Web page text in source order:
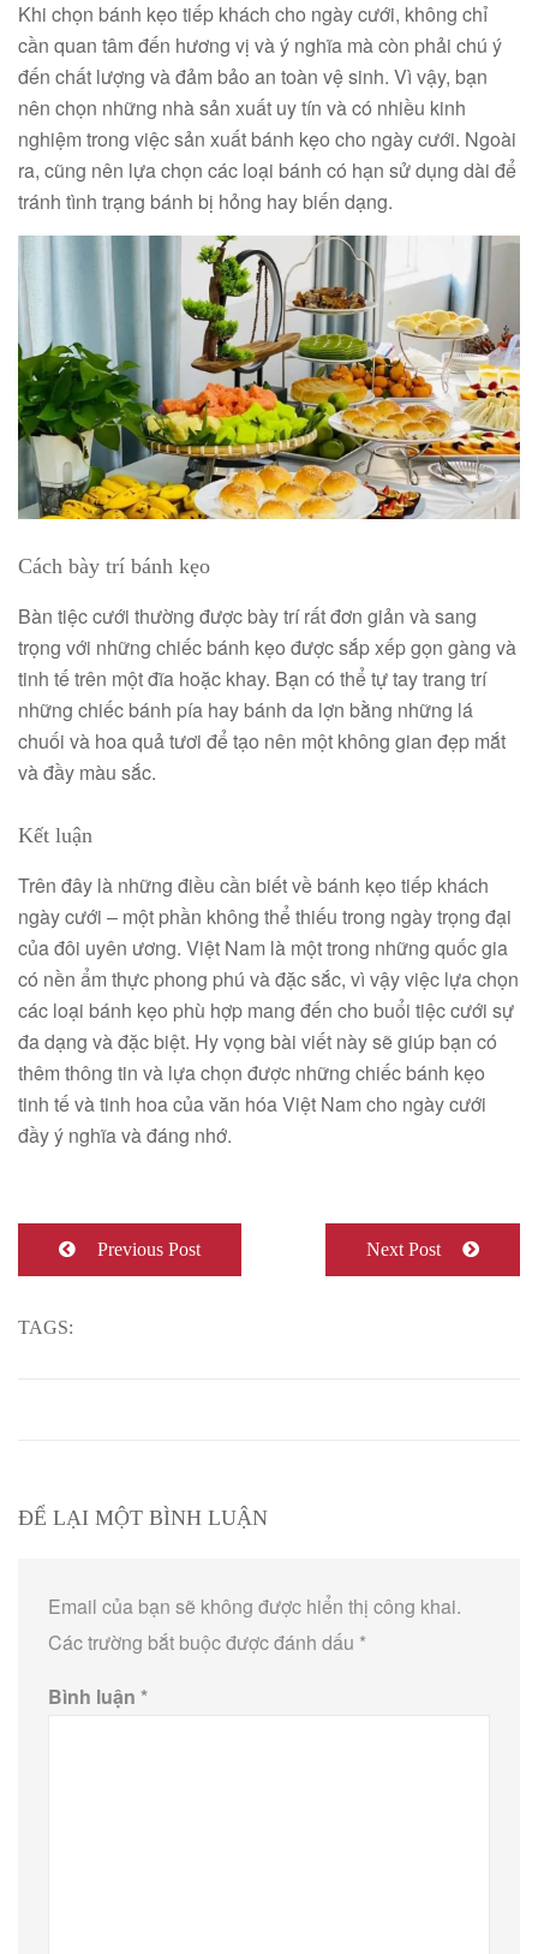
Khi chọn bánh kẹo tiếp khách cho ngày cưới, không chỉ
cần quan tâm đến hương vị và ý nghĩa mà còn phải chú ý
đến chất lượng và đảm bảo an toàn vệ sinh. Vì vậy, bạn
nên chọn những nhà sản xuất uy tín và có nhiều kinh
nghiệm trong việc sản xuất bánh kẹo cho ngày cưới. Ngoài
ra, cũng nên lựa chọn các loại bánh có hạn sử dụng dài để
tránh tình trạng bánh bị hỏng hay biến dạng.
Cách bày trí bánh kẹo
Bàn tiệc cưới thường được bày trí rất đơn giản và sang
trọng với những chiếc bánh kẹo được sắp xếp gọn gàng và
tinh tế trên một đĩa hoặc khay. Bạn có thể tự tay trang trí
những chiếc bánh pía hay bánh da lợn bằng những lá
chuối và hoa quả tươi để tạo nên một không gian đẹp mắt
và đầy màu sắc.
Kết luận
Trên đây là những điều cần biết về bánh kẹo tiếp khách
ngày cưới – một phần không thể thiếu trong ngày trọng đại
của đôi uyên ương. Việt Nam là một trong những quốc gia
có nền ẩm thực phong phú và đặc sắc, vì vậy việc lựa chọn
các loại bánh kẹo phù hợp mang đến cho buổi tiệc cưới sự
đa dạng và đặc biệt. Hy vọng bài viết này sẽ giúp bạn có
thêm thông tin và lựa chọn được những chiếc bánh kẹo
tinh tế và tinh hoa của văn hóa Việt Nam cho ngày cưới
đầy ý nghĩa và đáng nhớ.
Previous Post Next Post
TAGS:
ĐỂ LẠI MỘT BÌNH LUẬN
Email của bạn sẽ không được hiển thị công khai.
Các trường bắt buộc được đánh dấu *
Bình luận *